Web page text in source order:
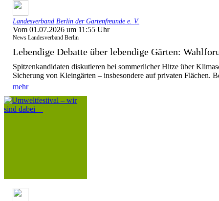
Landesverband Berlin der Gartenfreunde e. V.
Vom 01.07.2026 um 11:55 Uhr
News Landesverband Berlin
Lebendige Debatte über lebendige Gärten:
Spitzenkandidaten diskutieren bei sommerlicher Hitze über
Sicherung von Kleingärten – insbesondere auf privaten Flächen.
mehr